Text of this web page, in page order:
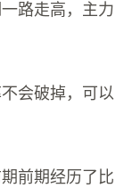
路走高，主力
会破掉，可以
前期经历了比